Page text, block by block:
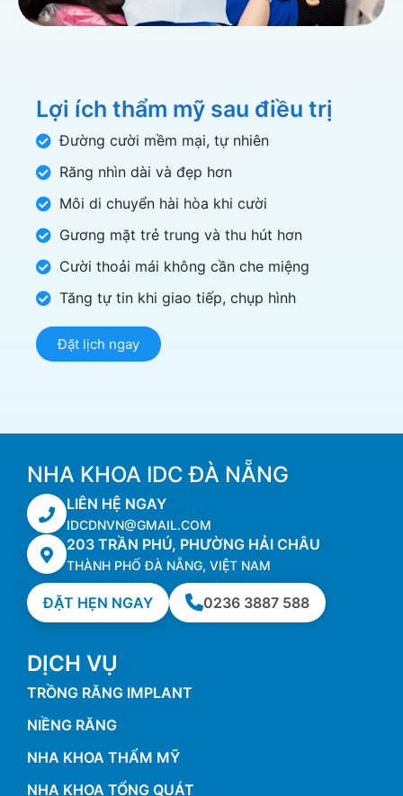
Lợi ích thẩm mỹ sau điều trị
Đường cười mềm mại, tự nhiên
Răng nhìn dài và đẹp hơn
Môi di chuyển hài hòa khi cười
Gương mặt trẻ trung và thu hút hơn
Cười thoải mái không cần che miệng
Tăng tự tin khi giao tiếp, chụp hình
Đặt lịch ngay
NHA KHOA IDC ĐÀ NẴNG
LIÊN HỆ NGAY
IDCDNVN@GMAIL.COM
203 TRẦN PHÚ, PHƯỜNG HẢI CHÂU
THÀNH PHỐ ĐÀ NẴNG, VIỆT NAM
ĐẶT HẸN NGAY 0236 3887 588
DỊCH VỤ
TRỒNG RĂNG IMPLANT
NIỀNG RĂNG
NHA KHOA THẨM MỸ
NHA KHOA TỔNG QUÁT